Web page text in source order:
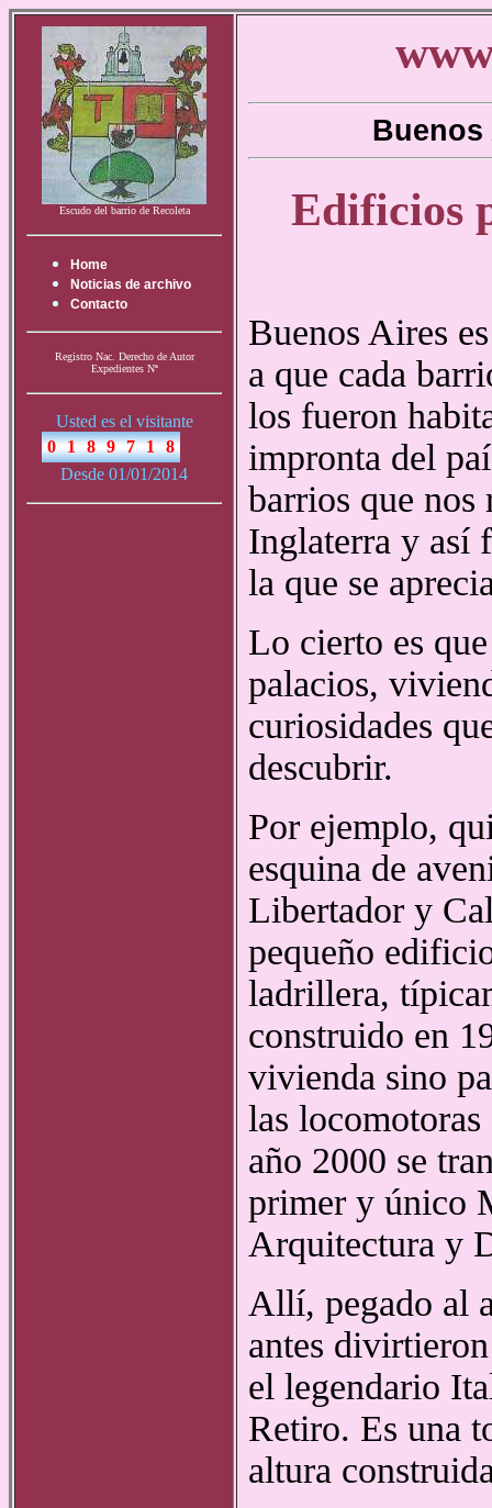
Escudo del barrio de Recoleta
Home
Noticias de archivo
Contacto
Registro Nac. Derecho de Autor
Expedientes Nª
Usted es el visitante
Desde 01/01/2014
Buenos
Edificios
Buenos Aires
a que cada
los fueron
impronta del
barrios que nos
Inglaterra y así
la que se
Lo cierto es
palacios,
curiosidades
descubrir.
Por ejemplo,
esquina de
Libertador y
pequeño
ladrillera,
construido en
vivienda sino
las
año 2000 se
primer y único
Arquitectura y
Allí, pegado al
antes
el legendario
Retiro. Es una
altura